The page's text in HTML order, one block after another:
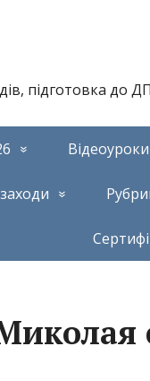
підготовка до